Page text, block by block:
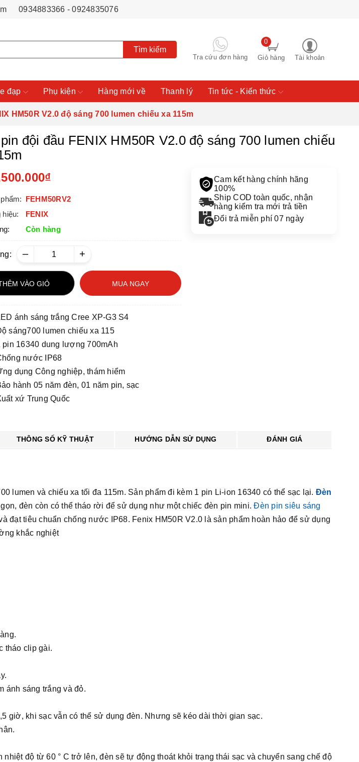
0934883366 - 0924835076
Tìm kiếm
Tài khoản
0
Giỏ hàng
Tra cứu đơn hàng
đạp Phụ kiện Hàng mới về Thanh lý Tin tức - Kiến thức
HM50R V2.0 độ sáng 700 lumen chiếu xa 115m
đội đầu FENIX HM50R V2.0 độ sáng 700 lumen chiếu
FEHM50RV2
FENIX
Còn hàng
– +
VÀO GIỎ MUA NGAY
ánh sáng trắng Cree XP-G3 S4
sáng700 lumen chiếu xa 115
pin 16340 dung lượng 700mAh
nước IP68
dụng Công nghiệp, thám hiểm
hành 05 năm đèn, 01 năm pin, sạc
xứ Trung Quốc
Cam kết hàng chính hãng
100%
Ship COD toàn quốc, nhận
hàng kiểm tra mới trả tiền
Đổi trả miễn phí 07 ngày
THÔNG SỐ KỸ THUẬT HƯỚNG DẪN SỬ DỤNG ĐÁNH GIÁ
lumen và chiếu xa tối đa 115m. Sản phẩm đi kèm 1 pin Li-ion 16340 có thể sạc lại. Đèn
đèn còn có thể tháo rời để sử dụng như một chiếc đèn pin mini.Đèn pin siêu sáng
đạt tiêu chuẩn chống nước IP68. Fenix HM50R V2.0 là sản phẩm hoàn hảo để sử dụng
khắc nghiệt
tháo clip gài.
ánh sáng trắng và đỏ.
giờ, khi sạc vẫn có thể sử dụng đèn. Nhưng sẽ kéo dài thời gian sạc.
độ từ 60 ° C trở lên, đèn sẽ tự động thoát khỏi trạng thái sạc và chuyển sang chế độ